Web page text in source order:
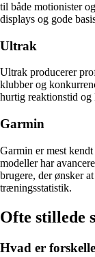
til både motionister
displays og gode
Ultrak
Ultrak producerer
klubber og
hurtig reaktionstid og
Garmin
Garmin er mest
modeller har
brugere, der ønsker
træningsstatistik.
Ofte stillede
Hvad er